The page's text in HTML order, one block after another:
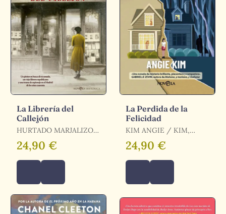
La Librería del
Callejón
HURTADO MARJALIZO
MANUEL / HURTADO
MARJALIZO, MANUEL
24,90 €
La Perdida de la
Felicidad
KIM ANGIE / KIM,
ANGIE
24,90 €